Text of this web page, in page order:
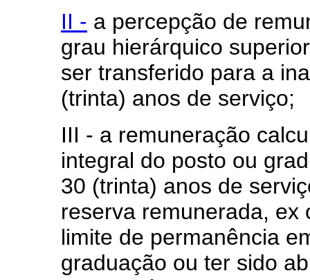
II - a percepção de
grau hierárquico
ser transferido para a
(trinta) anos de serviço;
III - a remuneração
integral do posto ou
30 (trinta) anos de
reserva remunerada, ex
limite de permanência
graduação ou ter sido